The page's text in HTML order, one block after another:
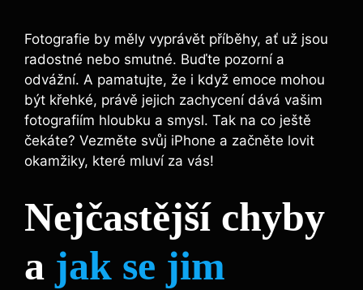
Fotografie by měly vyprávět příběhy, ať už jsou
radostné nebo smutné. Buďte pozorní a
odvážní. A pamatujte, že i když emoce mohou
být křehké, právě jejich zachycení dává vašim
fotografiím hloubku a smysl. Tak na co ještě
čekáte? Vezměte svůj iPhone a začněte lovit
okamžiky, které mluví za vás!
Nejčastější chyby
a jak se jim